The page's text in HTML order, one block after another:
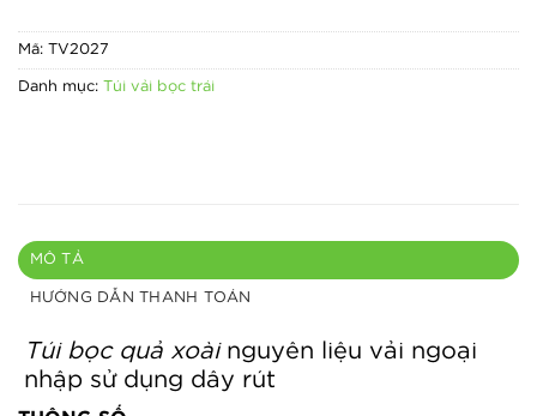
Mã: TV2027
Danh mục: Túi vải bọc trái
MÔ TẢ
HƯỚNG DẪN THANH TOÁN
Túi bọc quả xoàinguyên liệu vải ngoại
nhập sử dụng dây rút